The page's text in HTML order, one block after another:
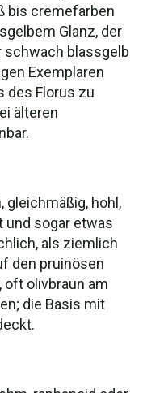
bis cremefarben
Glanz, der
schwach blassgelb
Exemplaren
des Florus zu
älteren
gleichmäßig, hohl,
und sogar etwas
als ziemlich
den pruinösen
oft olivbraun am
die Basis mit